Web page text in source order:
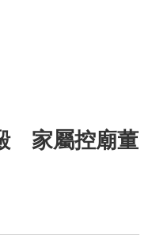
家屬控廟董